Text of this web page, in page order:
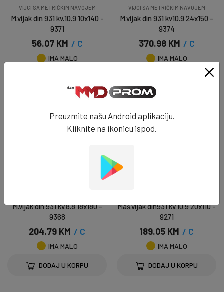
VIJCI SA METRIČKIM NAVOJEM
M.vijak din 931 kv.10.9 10x140 -
9371
56.07 KM / C
IMA MALO
VIJCI SA METRIČKIM NAVOJEM
M.vijak din 931 kv10.9 24x150 -
9374
370.98 KM / C
IMA MALO
M.vijak din 931 kv.8.8 18x180 -
9368
204.79 KM / C
IMA MALO
DODAJ U KORPU
Maš.vijak din931 kv.10.9 20x110 -
9271
189.05 KM / C
IMA MALO
DODAJ U KORPU
Preuzmite našu Android aplikaciju.
Kliknite na ikonicu ispod.